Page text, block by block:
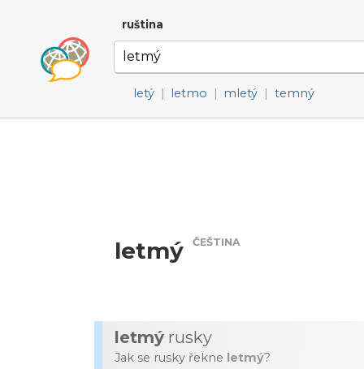
ruština
letý | letmo | mletý | temný
letmý ČEŠTINA
letmý rusky
Jak se rusky řekne letmý?